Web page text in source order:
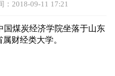
：2018-09-11 17:21
煤炭经济学院坐落于山东
财经类大学。